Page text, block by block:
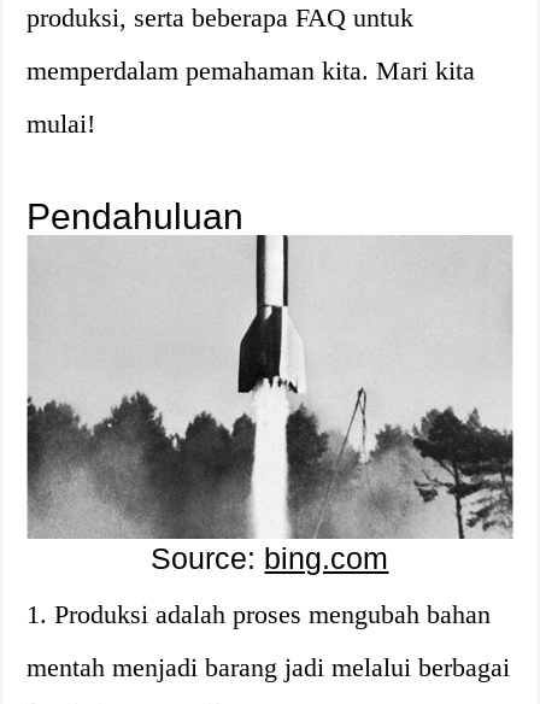
produksi, serta beberapa FAQ untuk
memperdalam pemahaman kita. Mari kita
mulai!
Pendahuluan
Source: bing.com
1. Produksi adalah proses mengubah bahan
mentah menjadi barang jadi melalui berbagai